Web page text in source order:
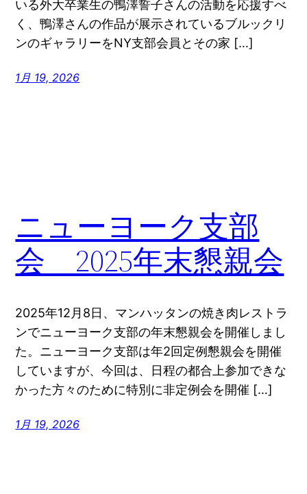
いる外大卒業生の鴨澤誓子さんの活動を応援すべ
く、鴨澤さんの作品が展示されているブルックリ
ンのギャラリーをNY支部会員とその家 […]
1月 19, 2026
ニューヨーク支部
会 2025年末懇親会
2025年12月8日、マンハッタンの焼き肉レストラ
ンでニューヨーク支部の年末懇親会を開催しまし
た。ニューヨーク支部は年2回定例懇親会を開催
していますが、今回は、日程の都合上参加できな
かった方々のために特別に非定例会を開催 […]
1月 19, 2026